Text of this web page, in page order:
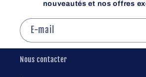
nouveautés et nos offres
E-mail
Nous contacter